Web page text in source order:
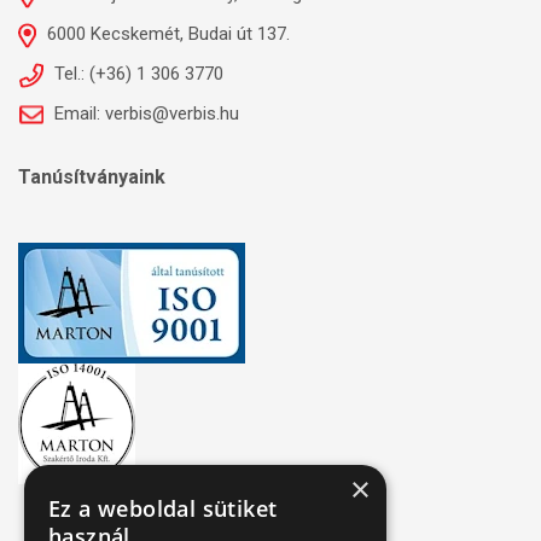
6000 Kecskemét, Budai út 137.
Tel.: (+36) 1 306 3770
Email: verbis@verbis.hu
Tanúsítványaink
×
Ez a weboldal sütiket